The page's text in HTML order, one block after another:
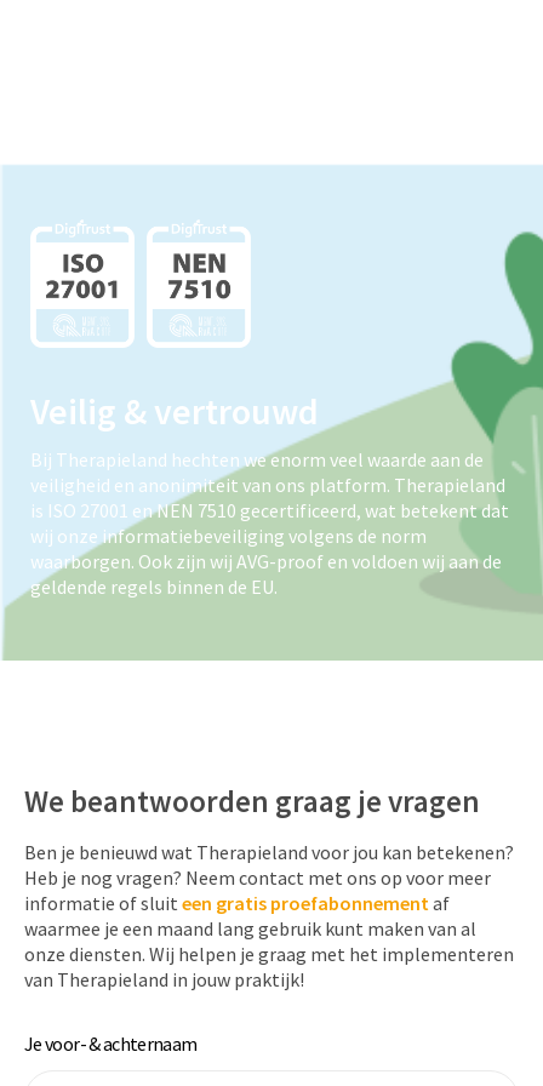
Veilig & vertrouwd
Bij Therapieland hechten we enorm veel waarde aan de
veiligheid en anonimiteit van ons platform. Therapieland
is ISO 27001 en NEN 7510 gecertificeerd, wat betekent dat
wij onze informatiebeveiliging volgens de norm
waarborgen. Ook zijn wij AVG-proof en voldoen wij aan de
geldende regels binnen de EU.
We beantwoorden graag je vragen
Ben je benieuwd wat Therapieland voor jou kan betekenen?
Heb je nog vragen? Neem contact met ons op voor meer
informatie of sluit een gratis proefabonnementaf
waarmee je een maand lang gebruik kunt maken van al
onze diensten. Wij helpen je graag met het implementeren
van Therapieland in jouw praktijk!
Je voor- & achternaam